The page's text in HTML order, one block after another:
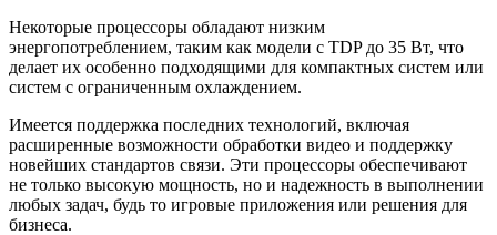
Некоторые процессоры обладают низким
энергопотреблением, таким как модели с TDP до 35 Вт, что
делает их особенно подходящими для компактных систем или
систем с ограниченным охлаждением.
Имеется поддержка последних технологий, включая
расширенные возможности обработки видео и поддержку
новейших стандартов связи. Эти процессоры обеспечивают
не только высокую мощность, но и надежность в выполнении
любых задач, будь то игровые приложения или решения для
бизнеса.